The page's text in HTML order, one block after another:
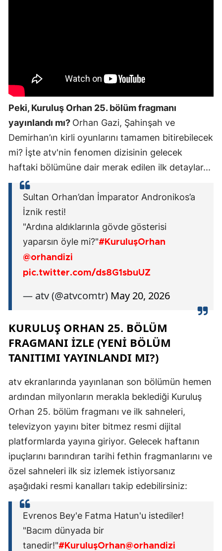
Peki, Kuruluş Orhan 25. bölüm fragmanı
yayınlandı mı? Orhan Gazi, Şahinşah ve
Demirhan’ın kirli oyunlarını tamamen bitirebilecek
mi? İşte atv'nin fenomen dizisinin gelecek
haftaki bölümüne dair merak edilen ilk detaylar...
Sultan Orhan’dan İmparator Andronikos’a
İznik resti!
"Ardına aldıklarınla gövde gösterisi
yaparsın öyle mi?"#KuruluşOrhan
@orhandizi
pic.twitter.com/ds8G1sbuUZ
— atv (@atvcomtr) May 20, 2026
KURULUŞ ORHAN 25. BÖLÜM
FRAGMANI İZLE (YENI BÖLÜM
TANITIMI YAYINLANDI MI?)
atv ekranlarında yayınlanan son bölümün hemen
ardından milyonların merakla beklediği Kuruluş
Orhan 25. bölüm fragmanı ve ilk sahneleri,
televizyon yayını biter bitmez resmi dijital
platformlarda yayına giriyor. Gelecek haftanın
ipuçlarını barındıran tarihi fethin fragmanlarını ve
özel sahneleri ilk siz izlemek istiyorsanız
aşağıdaki resmi kanalları takip edebilirsiniz:
Evrenos Bey'e Fatma Hatun'u istediler!
"Bacım dünyada bir
tanedir!"#KuruluşOrhan@orhandizi